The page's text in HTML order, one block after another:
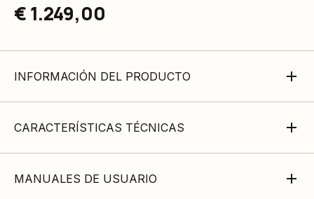
€ 1.249,00
INFORMACIÓN DEL PRODUCTO
CARACTERÍSTICAS TÉCNICAS
MANUALES DE USUARIO